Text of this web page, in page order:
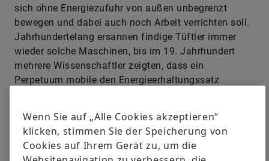
sich ohne Energiezufuhr von außen unbegrenzt
bewegen und dabei auch noch Arbeit verrichten soll.
Jahrhundertelang ersannen findige Tüftler immer
wieder solche Maschinen, bis im 19. Jahrhundert
mehrere Wissenschaftler zeigten, dass ein
Perpetuum mobile den Energieerhaltungssatz
Einsteins Relativitätstheorie kann man zwar in die
Zukunft reisen, falls es gelingt, Raketen zu
konstruieren, die der Lichtgeschwindigkeit
Wenn Sie auf „Alle Cookies akzeptieren“
klicken, stimmen Sie der Speicherung von
Cookies auf Ihrem Gerät zu, um die